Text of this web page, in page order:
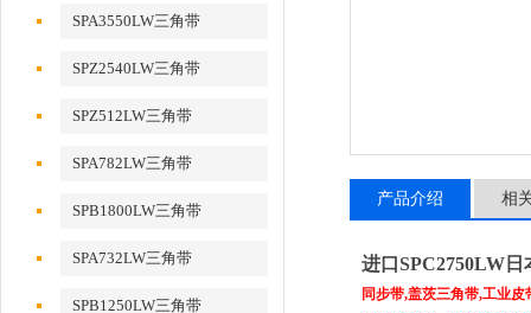
SPA3550LW三角带
SPZ2540LW三角带
SPZ512LW三角带
SPA782LW三角带
SPB1800LW三角带
SPA732LW三角带
SPB1250LW三角带
产品介绍 相
进口SPC2750LW
同步带,盖茨三角带,工业